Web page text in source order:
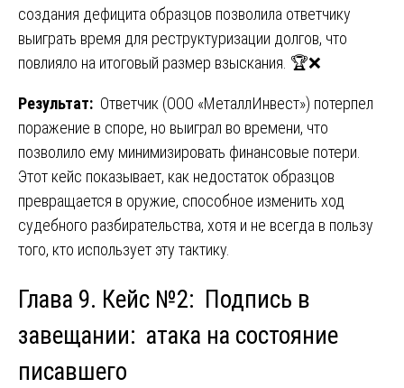
создания дефицита образцов позволила ответчику
выиграть время для реструктуризации долгов, что
повлияло на итоговый размер взыскания. 🏆❌
Результат: Ответчик (ООО «МеталлИнвест») потерпел
поражение в споре, но выиграл во времени, что
позволило ему минимизировать финансовые потери.
Этот кейс показывает, как недостаток образцов
превращается в оружие, способное изменить ход
судебного разбирательства, хотя и не всегда в пользу
того, кто использует эту тактику.
Глава 9. Кейс №2: Подпись в
завещании: атака на состояние
писавшего